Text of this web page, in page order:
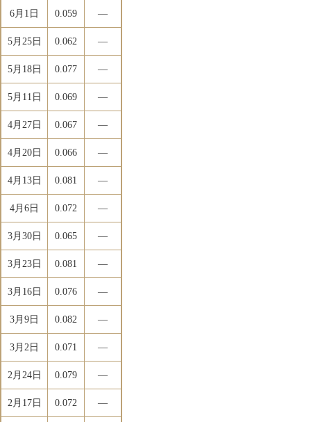
6月1日 0.059 ―
5月25日 0.062 ―
5月18日 0.077 ―
5月11日 0.069 ―
4月27日 0.067 ―
4月20日 0.066 ―
4月13日 0.081 ―
4月6日 0.072 ―
3月30日 0.065 ―
3月23日 0.081 ―
3月16日 0.076 ―
3月9日 0.082 ―
3月2日 0.071 ―
2月24日 0.079 ―
2月17日 0.072 ―